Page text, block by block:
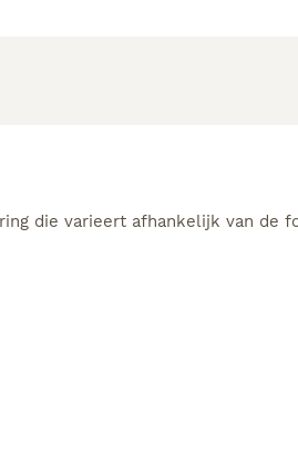
die varieert afhankelijk van de